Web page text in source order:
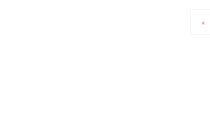
«